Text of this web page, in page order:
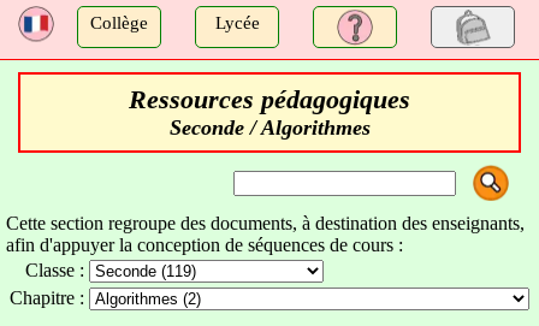
a Collège Lycée
Ressources pédagogiques
Seconde / Algorithmes
Cette section regroupe des documents, à destination des enseignants,
afin d'appuyer la conception de séquences de cours :
Classe :
Chapitre :